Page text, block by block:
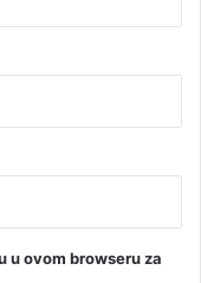
u ovom browseru za